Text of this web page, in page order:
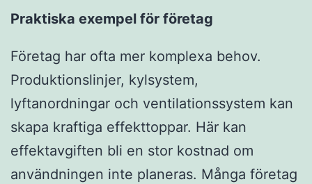
Praktiska exempel för företag
Företag har ofta mer komplexa behov.
Produktionslinjer, kylsystem,
lyftanordningar och ventilationssystem kan
skapa kraftiga effekttoppar. Här kan
effektavgiften bli en stor kostnad om
användningen inte planeras. Många företag